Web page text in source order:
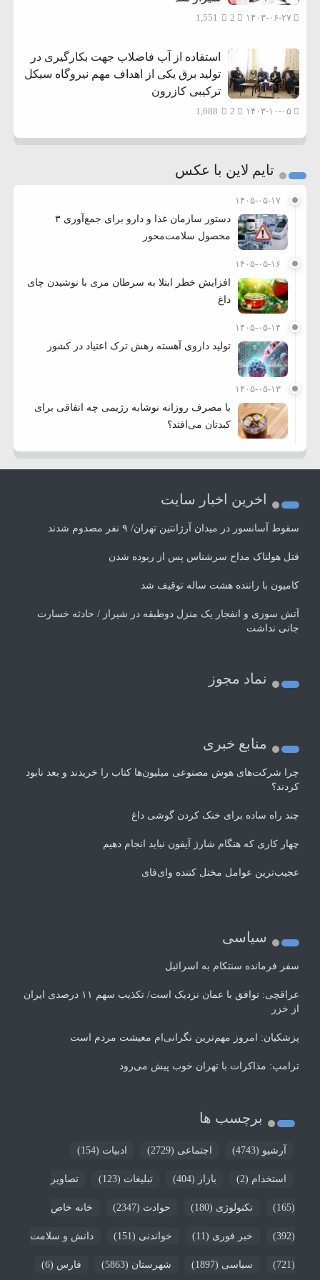
۱۴۰۳-۰۶-۲۷ 1,551
استفاده از آب فاضلاب جهت بکارگیری در
تولید برق یکی از اهداف مهم نیروگاه سیکل
ترکیبی کازرون
۱۴۰۳-۱۰-۰۵ 1,688
تایم لاین با عکس
۱۴۰۵-۰۵-۱۷
دستور سازمان غذا و دارو برای جمع‌آوری ۳
محصول سلامت‌محور
۱۴۰۵-۰۵-۱۶
افزایش خطر ابتلا به سرطان مری با نوشیدن چای
داغ
۱۴۰۵-۰۵-۱۴
تولید داروی آهسته رهش ترک اعتیاد در کشور
۱۴۰۵-۰۵-۱۳
با مصرف روزانه نوشابه رژیمی چه اتفاقی برای
کبدتان می‌افتد؟
اخرین اخبار سایت
سقوط آسانسور در میدان آرژانتین تهران/ ۹ نفر مصدوم شدند
قتل هولناک مداح سرشناس پس از ربوده شدن
کامیون با راننده هشت ساله توقیف شد
آتش سوزی و انفجار یک منزل دوطبقه در شیراز / حادثه خسارت
جانی نداشت
نماد مجوز
منابع خبری
چرا شرکت‌های هوش مصنوعی میلیون‌ها کتاب را خریدند و بعد نابود
کردند؟
چند راه‌ ساده برای خنک کردن گوشی داغ
چهار کاری که هنگام شارژ آیفون نباید انجام دهیم
عجیب‌ترین عوامل مختل کننده وای‌فای
سیاسی
سفر فرمانده سنتکام به اسرائیل
عراقچی: توافق با عمان نزدیک است/ تکذیب سهم ۱۱ درصدی ایران
از خزر
پزشکیان: امروز مهم‌ترین نگرانی‌ام معیشت مردم است
ترامپ: مذاکرات با تهران خوب پیش می‌رود
برچسب ها
آرشیو (4743) اجتماعی (2729) ادبیات (154)
استخدام (2) بازار (404) تبلیغات (123) تصاویر
(165) تکنولوژی (180) حوادث (2347) خانه خاص
(392) خبر فوری (11) خواندنی (151) دانش و سلامت
(721) سیاسی (1897) شهرستان (5863) فارس (6)